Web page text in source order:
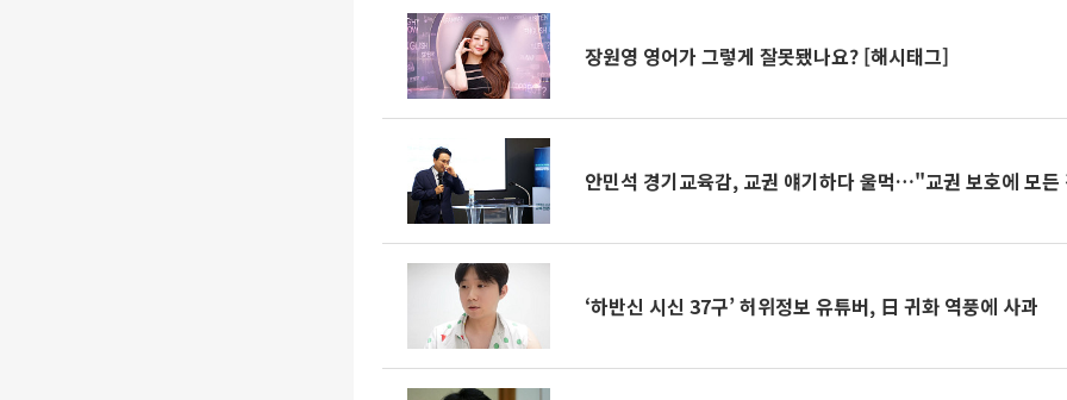
장원영 영어가 그렇게 잘못됐나요? [해시태그]
안민석 경기교육감, 교권 얘기하다 울먹…"교권 보호에 모
‘하반신 시신 37구’ 허위정보 유튜버, 日 귀화 역풍에 사과